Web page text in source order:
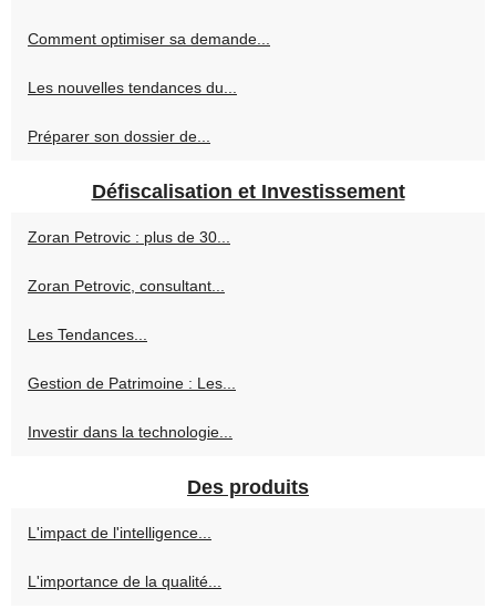
Comment optimiser sa demande...
Les nouvelles tendances du...
Préparer son dossier de...
Défiscalisation et Investissement
Zoran Petrovic : plus de 30...
Zoran Petrovic, consultant...
Les Tendances...
Gestion de Patrimoine : Les...
Investir dans la technologie...
Des produits
L'impact de l'intelligence...
L'importance de la qualité...